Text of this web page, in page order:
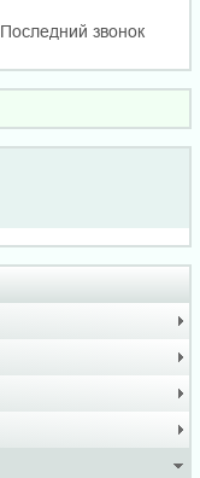
Последний звонок